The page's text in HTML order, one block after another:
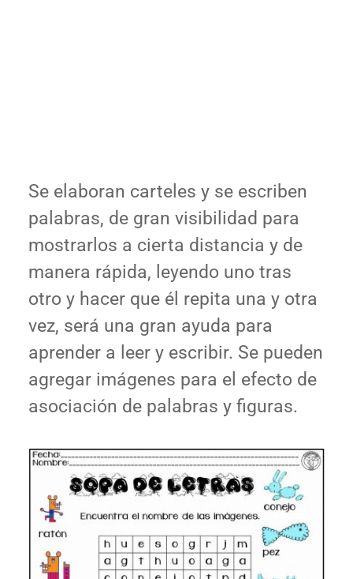
Se elaboran carteles y se escriben
palabras, de gran visibilidad para
mostrarlos a cierta distancia y de
manera rápida, leyendo uno tras
otro y hacer que él repita una y otra
vez, será una gran ayuda para
aprender a leer y escribir. Se pueden
agregar imágenes para el efecto de
asociación de palabras y figuras.